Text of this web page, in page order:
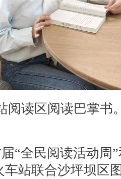
阅读区阅读巴掌书
“全民阅读活动周
车站联合沙坪坝区